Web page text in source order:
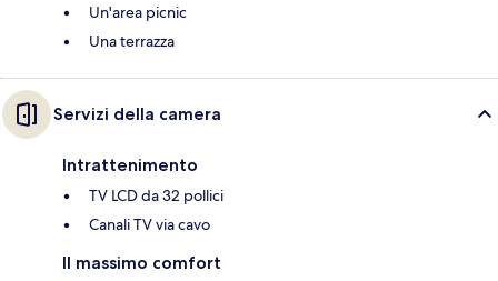
Un'area picnic
Una terrazza
Servizi della camera
Intrattenimento
TV LCD da 32 pollici
Canali TV via cavo
Il massimo comfort